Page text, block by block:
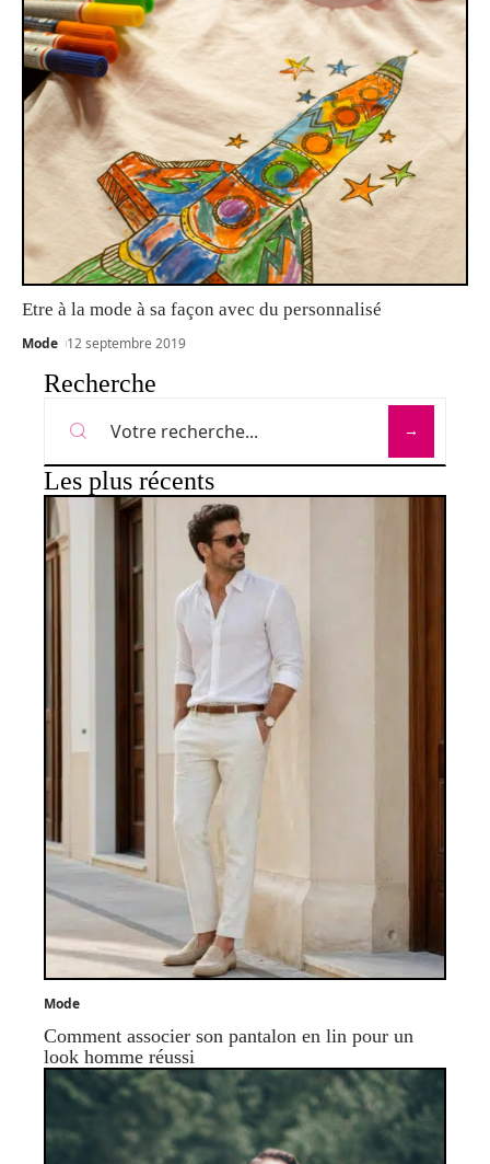
Etre à la mode à sa façon avec du personnalisé
Mode 12 septembre 2019
Recherche
Les plus récents
Mode
Comment associer son pantalon en lin pour un
look homme réussi